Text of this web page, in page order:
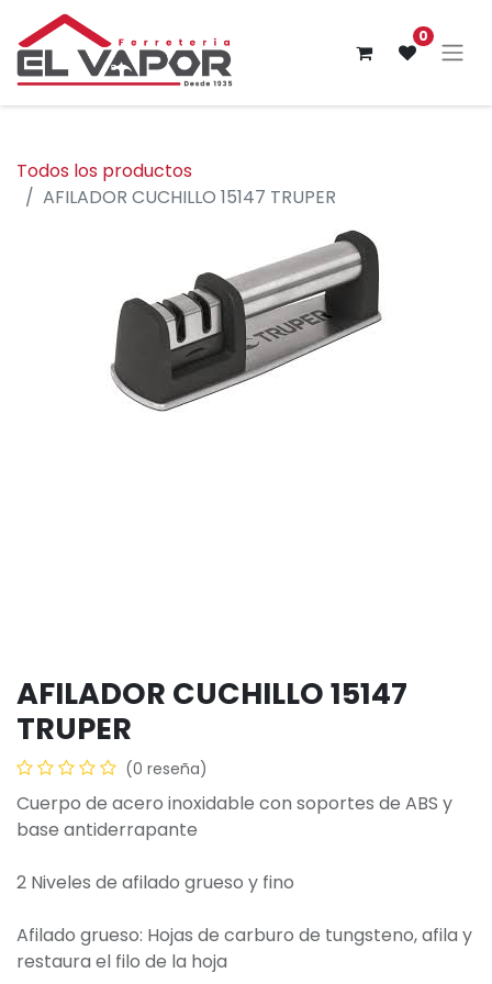
0
Todos los productos
AFILADOR CUCHILLO 15147 TRUPER
AFILADOR CUCHILLO 15147
TRUPER
(0 reseña)
Cuerpo de acero inoxidable con soportes de ABS y
base antiderrapante
2 Niveles de afilado grueso y fino
Afilado grueso: Hojas de carburo de tungsteno, afila y
restaura el filo de la hoja